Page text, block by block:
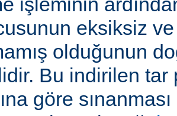
eksiksiz
olduğunun
Bu indirilen tar
göre